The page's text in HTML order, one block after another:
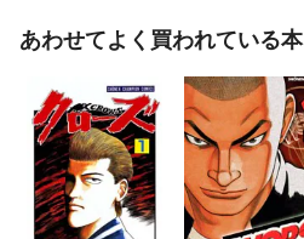
あわせてよく買われている本